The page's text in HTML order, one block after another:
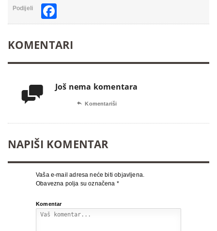
Podijeli
KOMENTARI
 Još nema komentara
 Komentariši
NAPIŠI KOMENTAR
Vaša e-mail adresa neće biti objavljena.
Obavezna polja su označena *
Komentar